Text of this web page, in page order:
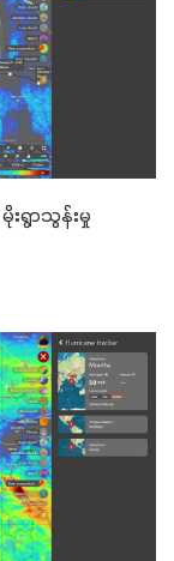
ရွာသွန်းမှု